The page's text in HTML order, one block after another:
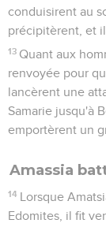
conduisirent au
précipitèrent, et
13 Quant aux
renvoyée pour
lancèrent une
Samarie jusqu'à
emportèrent un
Amassia
14 Lorsque
Edomites, il fit